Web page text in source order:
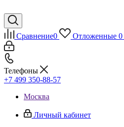
Сравнение0 Отложенные 0
Телефоны
+7 499 350-88-57
Москва
Личный кабинет